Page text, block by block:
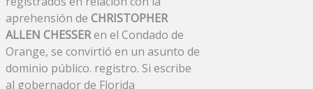
aprehensión de CHRISTOPHER
ALLEN CHESSERen el Condado de
Orange, se convirtió en un asunto de
dominio público. registro. Si escribe
al gobernador de Florida